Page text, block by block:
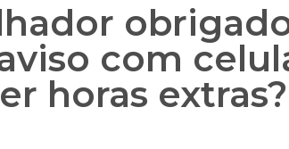
com
horas extras?